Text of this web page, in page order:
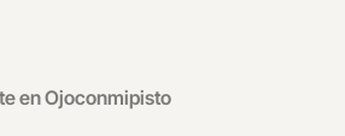
en Ojoconmipisto